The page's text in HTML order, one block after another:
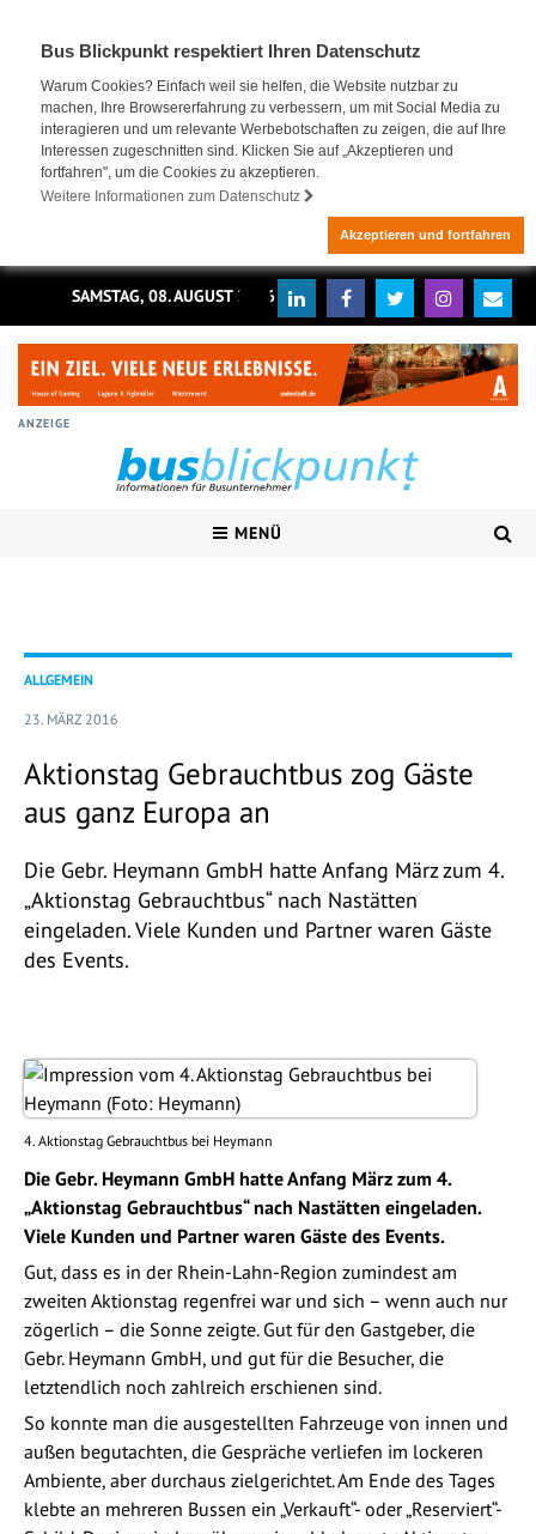
Bus Blickpunkt respektiert Ihren Datenschutz
Warum Cookies? Einfach weil sie helfen, die Website nutzbar zu
machen, Ihre Browsererfahrung zu verbessern, um mit Social Media zu
interagieren und um relevante Werbebotschaften zu zeigen, die auf Ihre
Interessen zugeschnitten sind. Klicken Sie auf „Akzeptieren und
fortfahren", um die Cookies zu akzeptieren.
Weitere Informationen zum Datenschutz
Akzeptieren und fortfahren
SAMSTAG, 08. AUGUST 2026
ANZEIGE
MENÜ
ALLGEMEIN
23. MÄRZ 2016
Aktionstag Gebrauchtbus zog Gäste
aus ganz Europa an
Die Gebr. Heymann GmbH hatte Anfang März zum 4.
„Aktionstag Gebrauchtbus“ nach Nastätten
eingeladen. Viele Kunden und Partner waren Gäste
des Events.
4. Aktionstag Gebrauchtbus bei Heymann
Die Gebr. Heymann GmbH hatte Anfang März zum 4.
„Aktionstag Gebrauchtbus“ nach Nastätten eingeladen.
Viele Kunden und Partner waren Gäste des Events.
Gut, dass es in der Rhein-Lahn-Region zumindest am
zweiten Aktionstag regenfrei war und sich – wenn auch nur
zögerlich – die Sonne zeigte. Gut für den Gastgeber, die
Gebr. Heymann GmbH, und gut für die Besucher, die
letztendlich noch zahlreich erschienen sind.
So konnte man die ausgestellten Fahrzeuge von innen und
außen begutachten, die Gespräche verliefen im lockeren
Ambiente, aber durchaus zielgerichtet. Am Ende des Tages
klebte an mehreren Bussen ein „Verkauft“- oder „Reserviert“-